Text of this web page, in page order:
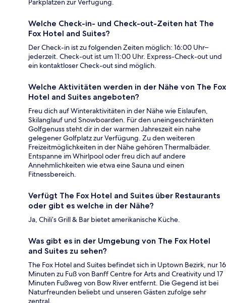
Parkplätzen zur Verfügung.
Welche Check-in- und Check-out-Zeiten hat The
Fox Hotel and Suites?
Der Check-in ist zu folgenden Zeiten möglich: 16:00 Uhr–
jederzeit. Check-out ist um 11:00 Uhr. Express-Check-out und
ein kontaktloser Check-out sind möglich.
Welche Aktivitäten werden in der Nähe von The Fox
Hotel and Suites angeboten?
Freu dich auf Winteraktivitäten in der Nähe wie Eislaufen,
Skilanglauf und Snowboarden. Für den uneingeschränkten
Golfgenuss steht dir in der warmen Jahreszeit ein nahe
gelegener Golfplatz zur Verfügung. Zu den weiteren
Freizeitmöglichkeiten in der Nähe gehören Thermalbäder.
Entspanne im Whirlpool oder freu dich auf andere
Annehmlichkeiten wie etwa eine Sauna und einen
Fitnessbereich.
Verfügt The Fox Hotel and Suites über Restaurants
oder gibt es welche in der Nähe?
Ja, Chili’s Grill & Bar bietet amerikanische Küche.
Was gibt es in der Umgebung von The Fox Hotel
and Suites zu sehen?
The Fox Hotel and Suites befindet sich in Uptown Bezirk, nur 16
Minuten zu Fuß von Banff Centre for Arts and Creativity und 17
Minuten Fußweg von Bow River entfernt. Die Gegend ist bei
Naturfreunden beliebt und unseren Gästen zufolge sehr
zentral.